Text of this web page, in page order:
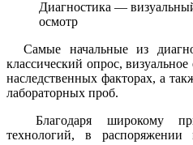
Диагностика —
осмотр
Самые начальные из
классический опрос,
наследственных факторах, а
лабораторных проб.
Благодаря широкому
технологий, в распоряжении